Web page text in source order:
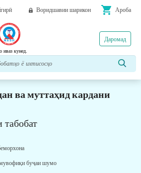
Воридшавии шарикон shopping_cart Ароба
иваз кунед.
Даромад
ва муттаҳид кардани
буҷаи шумо